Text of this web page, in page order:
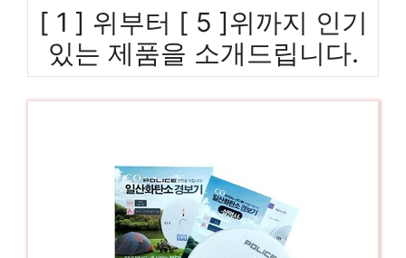
[ 1 ] 위부터 [ 5 ]위까지 인기
있는 제품을 소개드립니다.